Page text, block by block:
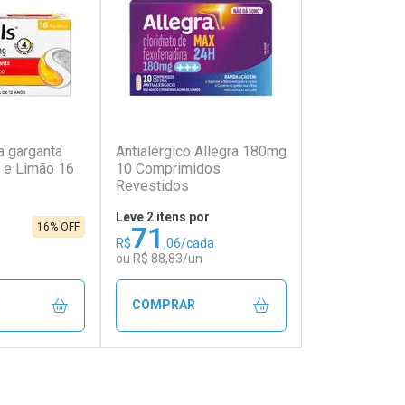
garganta
Limão 16
16% OFF
Antialérgico Allegra 180mg
10 Comprimidos
Revestidos
Leve 2 itens por
R$71 ,06/cada
ou R$ 88,83/un
COMPRAR